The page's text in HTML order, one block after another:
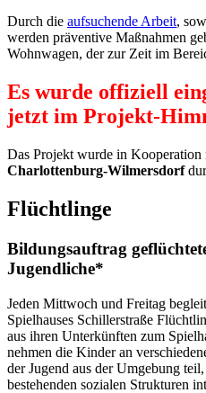
Durch die aufsuchende Arbeit,
werden präventive Maßnahmen
Wohnwagen, der zur Zeit im
Es wurde offiziell
jetzt im Projekt-
Das Projekt wurde in Kooperation
Charlottenburg-Wilmersdorf
Flüchtlinge
Bildungsauftrag
Jugendliche*
Jeden Mittwoch und Freitag
Spielhauses Schillerstraße
aus ihren Unterkünften zum
nehmen die Kinder an
der Jugend aus der Umgebung
bestehenden sozialen Strukturen